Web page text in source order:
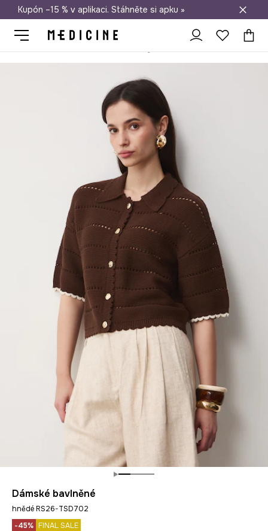
Doprava zdarma při nákupu nad 1 200 Kč
Kupón –15 % v aplikaci. Stáhněte si apku »
Dámské bavlněné
hnědé RS26-TSD702
-45% FINAL SALE